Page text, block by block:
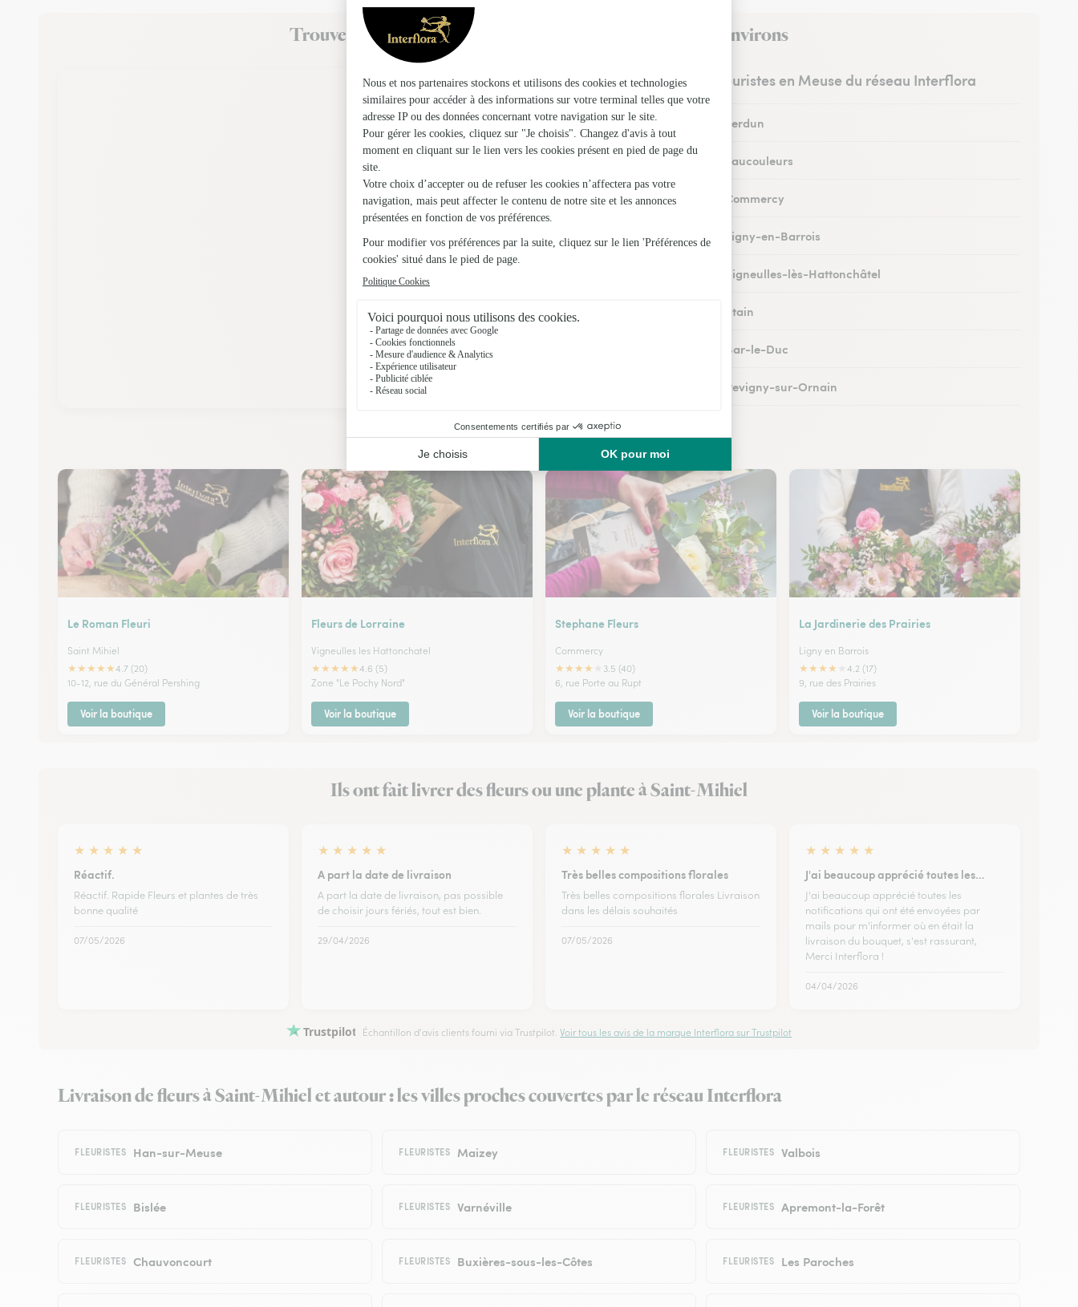
Trouvez un fleuriste Interflora à Saint-Mihiel et dans ses environs
Les fleuristes en Meuse du réseau Interflora
Fleuristes à Verdun
Fleuristes à Vaucouleurs
Fleuristes à Commercy
Fleuristes à Ligny-en-Barrois
Fleuristes à Vigneulles-lès-Hattonchâtel
Fleuristes à Étain
Fleuristes à Bar-le-Duc
Fleuristes à Revigny-sur-Ornain
Nos fleuristes à Saint-Mihiel
Le Roman Fleuri
Saint Mihiel
★★★★★4.7 (20)
10-12, rue du Général Pershing
Voir la boutique
Fleurs de Lorraine
Vigneulles les Hattonchatel
★★★★★4.6 (5)
Zone "Le Pochy Nord"
Voir la boutique
Stephane Fleurs
Commercy
★★★★
3.5 (40)
6, rue Porte au Rupt
Voir la boutique
La Jardinerie des Prairies
Ligny en Barrois
★★★★
4.2 (17)
9, rue des Prairies
Voir la boutique
Ils ont fait livrer des fleurs ou une plante à Saint-Mihiel
★ ★ ★ ★ ★
Réactif.
Réactif. Rapide Fleurs et plantes de très
bonne qualité
07/05/2026
★ ★ ★ ★ ★
A part la date de livraison
A part la date de livraison, pas possible
de choisir jours fériés, tout est bien.
29/04/2026
★ ★ ★ ★ ★
Très belles compositions florales
Très belles compositions florales Livraison
dans les délais souhaités
07/05/2026
★ ★ ★ ★ ★
J'ai beaucoup apprécié toutes les…
J'ai beaucoup apprécié toutes les
notifications qui ont été envoyées par
mails pour m'informer où en était la
livraison du bouquet, s'est rassurant,
Merci Interflora !
04/04/2026
Trustpilot Échantillon d'avis clients fourni via Trustpilot.Voir tous les avis de la marque Interflora sur Trustpilot
Livraison de fleurs à Saint-Mihiel et autour : les villes proches couvertes par le réseau Interflora
FLEURISTES Han-sur-Meuse FLEURISTES Maizey FLEURISTES Valbois
FLEURISTES Bislée FLEURISTES Varnéville FLEURISTES Apremont-la-Forêt
FLEURISTES Chauvoncourt FLEURISTES Buxières-sous-les-Côtes FLEURISTES Les Paroches